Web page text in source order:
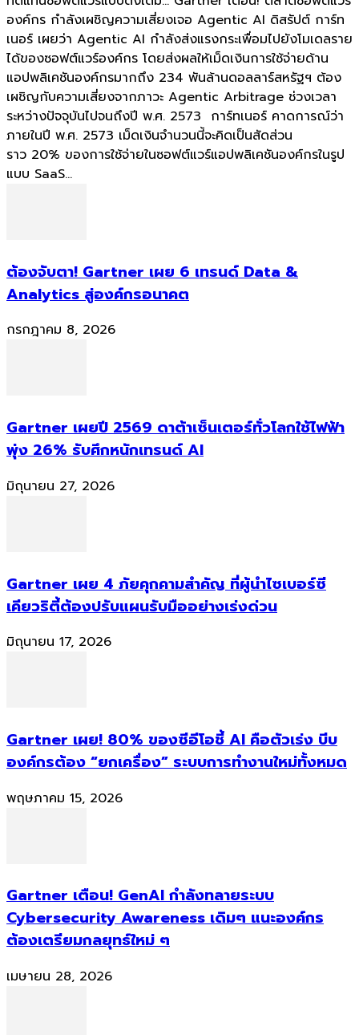
องค์กร กำลังเผชิญความเสี่ยงเจอ Agentic AI ดิสรัปต์ การ์ท
เนอร์ เผยว่า Agentic AI กำลังส่งแรงกระเพื่อมไปยังโมเดลราย
ได้ของซอฟต์แวร์องค์กร โดยส่งผลให้เม็ดเงินการใช้จ่ายด้าน
แอปพลิเคชันองค์กรมากถึง 234 พันล้านดอลลาร์สหรัฐฯ ต้อง
เผชิญกับความเสี่ยงจากภาวะ Agentic Arbitrage ช่วงเวลา
ระหว่างปัจจุบันไปจนถึงปี พ.ศ. 2573 การ์ทเนอร์ คาดการณ์ว่า
ภายในปี พ.ศ. 2573 เม็ดเงินจำนวนนี้จะคิดเป็นสัดส่วน
ราว 20% ของการใช้จ่ายในซอฟต์แวร์แอปพลิเคชันองค์กรในรูป
แบบ SaaS...
ต้องจับตา! Gartner เผย 6 เทรนด์ Data &
Analytics สู่องค์กรอนาคต
กรกฎาคม 8, 2026
Gartner เผยปี 2569 ดาต้าเซ็นเตอร์ทั่วโลกใช้ไฟฟ้า
พุ่ง 26% รับศึกหนักเทรนด์ AI
มิถุนายน 27, 2026
Gartner เผย 4 ภัยคุกคามสำคัญ ที่ผู้นำไซเบอร์ซี
เคียวริตี้ต้องปรับแผนรับมืออย่างเร่งด่วน
มิถุนายน 17, 2026
Gartner เผย! 80% ของซีอีโอชี้ AI คือตัวเร่ง บีบ
องค์กรต้อง “ยกเครื่อง” ระบบการทำงานใหม่ทั้งหมด
พฤษภาคม 15, 2026
Gartner เตือน! GenAI กำลังทลายระบบ
Cybersecurity Awareness เดิมๆ แนะองค์กร
ต้องเตรียมกลยุทธ์ใหม่ ๆ
เมษายน 28, 2026